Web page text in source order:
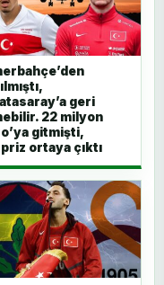
geri
22 milyon
gitmişti,
ortaya çıktı